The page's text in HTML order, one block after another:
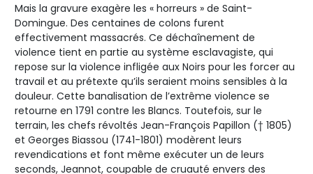
Mais la gravure exagère les « horreurs » de Saint-
Domingue. Des centaines de colons furent
effectivement massacrés. Ce déchaînement de
violence tient en partie au système esclavagiste, qui
repose sur la violence infligée aux Noirs pour les forcer au
travail et au prétexte qu’ils seraient moins sensibles à la
douleur. Cette banalisation de l’extrême violence se
retourne en 1791 contre les Blancs. Toutefois, sur le
terrain, les chefs révoltés Jean-François Papillon († 1805)
et Georges Biassou (1741-1801) modèrent leurs
revendications et font même exécuter un de leurs
seconds, Jeannot, coupable de cruauté envers des